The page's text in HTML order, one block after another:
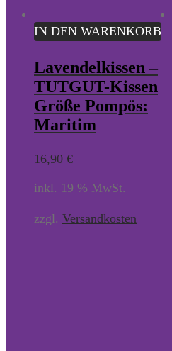
IN DEN WARENKORB
Lavendelkissen –
TUTGUT-Kissen
Größe Pompös:
Maritim
16,90 €
inkl. 19 % MwSt.
zzgl. Versandkosten